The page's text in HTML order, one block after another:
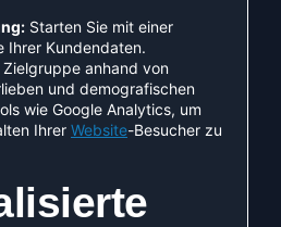
Starten Sie mit einer
Ihrer Kundendaten.
anhand von
und demografischen
wie Google Analytics, um
Ihrer Website-Besucher zu